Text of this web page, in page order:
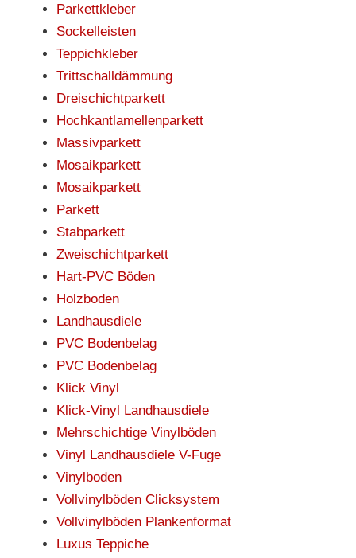
Parkettkleber
Sockelleisten
Teppichkleber
Trittschalldämmung
Dreischichtparkett
Hochkantlamellenparkett
Massivparkett
Mosaikparkett
Mosaikparkett
Parkett
Stabparkett
Zweischichtparkett
Hart-PVC Böden
Holzboden
Landhausdiele
PVC Bodenbelag
PVC Bodenbelag
Klick Vinyl
Klick-Vinyl Landhausdiele
Mehrschichtige Vinylböden
Vinyl Landhausdiele V-Fuge
Vinylboden
Vollvinylböden Clicksystem
Vollvinylböden Plankenformat
Luxus Teppiche